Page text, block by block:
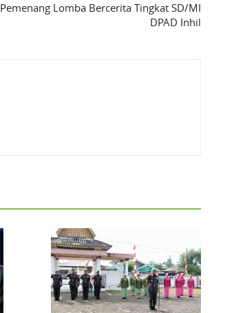
Pemenang Lomba Bercerita Tingkat SD/MI
DPAD Inhil